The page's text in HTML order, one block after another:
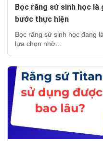
Bọc răng sứ sinh học
bước thực hiện
Bọc răng sứ sinh học đang
lựa chọn nhờ…